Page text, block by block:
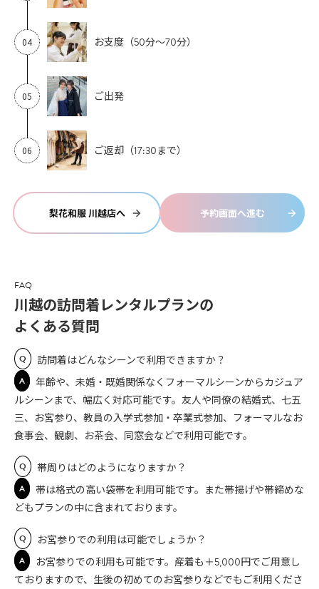
お支度（50分〜70分）
ご出発
ご返却（17:30まで）
梨花和服 川越店へ 予約画面へ進む
FAQ
川越の訪問着レンタルプランの
よくある質問
Q 訪問着はどんなシーンで利用できますか？
A
年齢や、未婚・既婚関係なくフォーマルシーンからカジュア
ルシーンまで、幅広く対応可能です。友人や同僚の結婚式、七五
三、お宮参り、教員の入学式参加・卒業式参加、フォーマルなお
食事会、観劇、お茶会、同窓会などで利用可能です。
Q 帯周りはどのようになりますか？
A
帯は格式の高い袋帯を利用可能です。また帯揚げや帯締めな
どもプランの中に含まれております。
Q お宮参りでの利用は可能でしょうか？
A
お宮参りでの利用も可能です。産着も＋5,000円でご用意し
ておりますので、生後の初めてのお宮参りなどでもご利用くださ